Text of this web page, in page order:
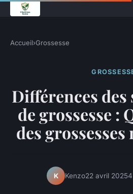
Accueil›Grossesse
Différences des
de grossesse :
des
K Kenzo22 avril 2025